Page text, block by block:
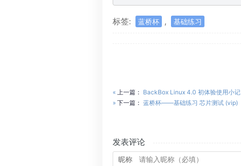
标签: 蓝桥杯 , 基础练习
« 上一篇： BackBox Linux 4.0 初体验使用小记
» 下一篇： 蓝桥杯——基础练习 芯片测试 (vip)
发表评论
昵称